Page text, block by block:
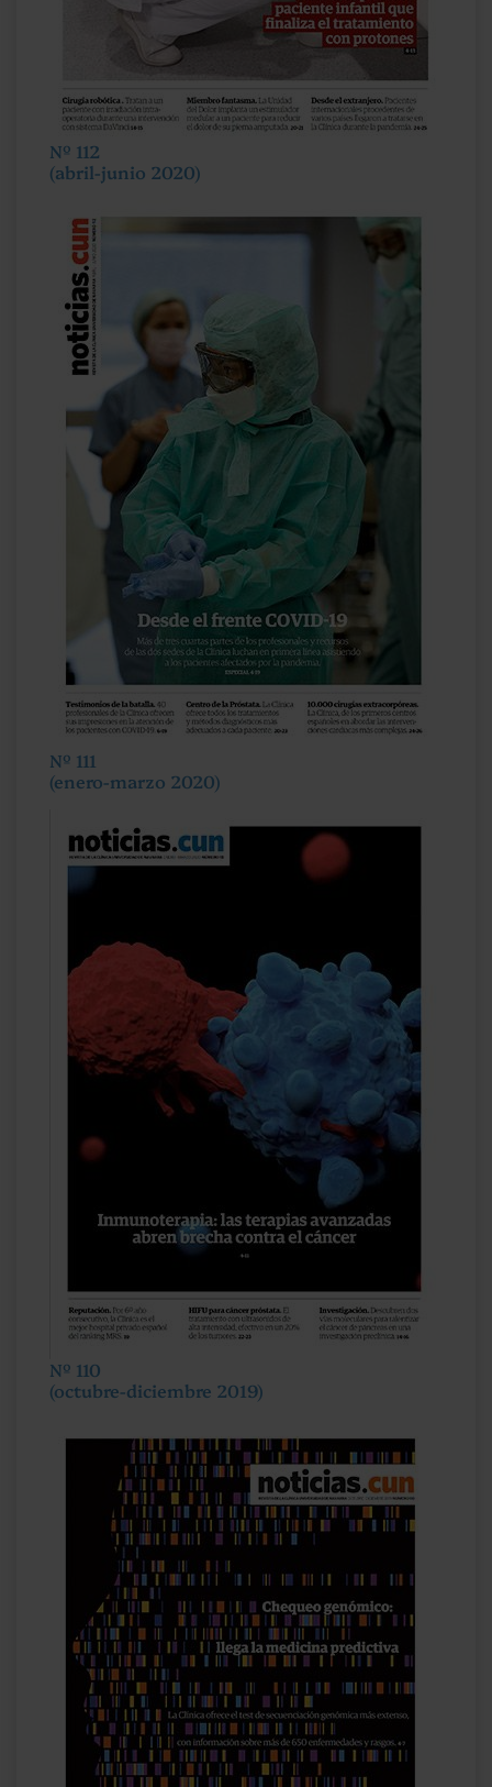
Nº 112
(abril-junio 2020)
Nº 111
(enero-marzo 2020)
Nº 110
(octubre-diciembre 2019)